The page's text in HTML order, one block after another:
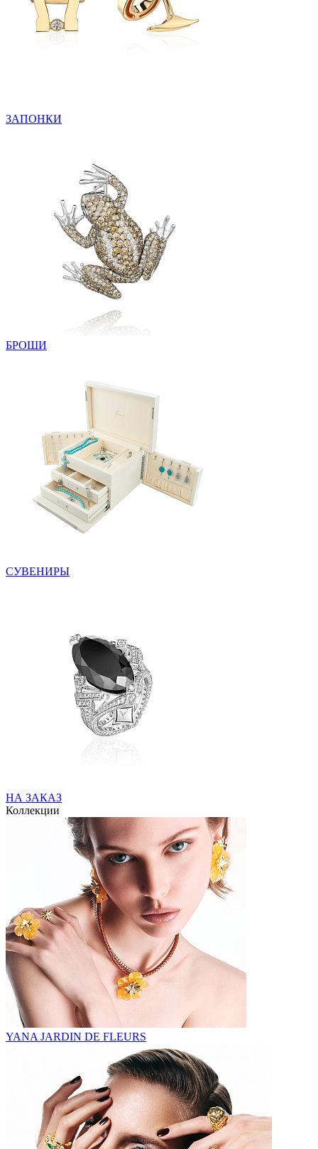
ЗАПОНКИ
БРОШИ
СУВЕНИРЫ
НА ЗАКАЗ
Коллекции
YANA JARDIN DE FLEURS